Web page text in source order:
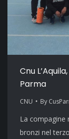
Cnu
Parma
CNU By
La compagine
bronzi nel